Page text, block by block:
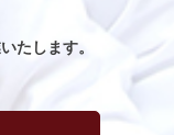
たします。